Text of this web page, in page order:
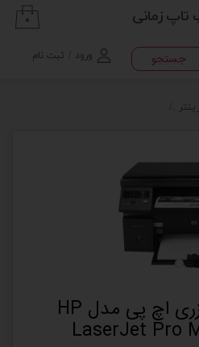
تاپ زمانی
ورود ثبت نام
۰
جستجو
پرینتر چندکاره لیزری اچ پی مدل HP
LaserJet Pro